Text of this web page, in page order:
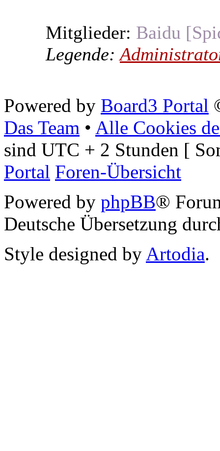
Mitglieder: Baidu
Legende:
Powered by Board3 Portal
Das Team • Alle Cookies
sind UTC + 2 Stunden [
Portal Foren-Übersicht
Powered by phpBB®
Deutsche Übersetzung
Style designed by Artodia.